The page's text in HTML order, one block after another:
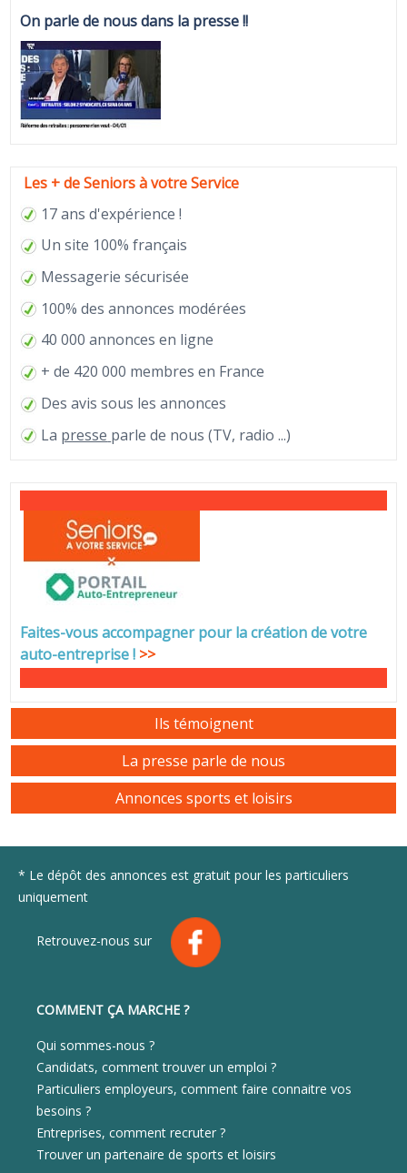
On parle de nous dans la presse !!
Les + de Seniors à votre Service
17 ans d'expérience !
Un site 100% français
Messagerie sécurisée
100% des annonces modérées
40 000 annonces en ligne
+ de 420 000 membres en France
Des avis sous les annonces
La presse parle de nous (TV, radio ...)
Faites-vous accompagner pour la création de votre
auto-entreprise! >>
Ils témoignent
La presse parle de nous
Annonces sports et loisirs
* Le dépôt des annonces est gratuit pour les particuliers
uniquement
Retrouvez-nous sur
COMMENT ÇA MARCHE ?
Qui sommes-nous ?
Candidats, comment trouver un emploi ?
Particuliers employeurs, comment faire connaitre vos
besoins ?
Entreprises, comment recruter ?
Trouver un partenaire de sports et loisirs